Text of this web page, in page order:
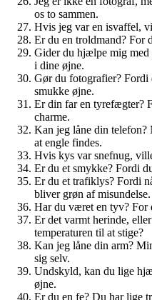
os to sammen.
Hvis jeg var en isvaffel,
Er du en troldmand? For
Gider du hjælpe mig med
i dine øjne.
Gør du fotografier? Fordi
smukke øjne.
Er din far en tyrefægter?
charme.
Kan jeg låne din telefon?
at engle findes.
Hvis kys var snefnug,
Er du et smykke? Fordi
Er du et trafiklys? Fordi
bliver grøn af misundelse.
Har du været en tyv? For
Er det varmt herinde,
temperaturen til at stige?
Kan jeg låne din arm?
sig selv.
Undskyld, kan du lige
øjne.
Er du en fe? Du har lige